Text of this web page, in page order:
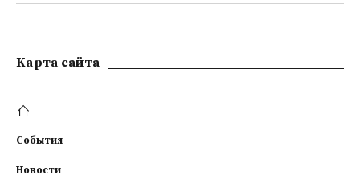
Kарта сайта
События
Новости